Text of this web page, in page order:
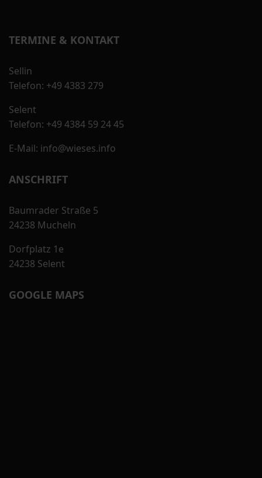
TERMINE & KONTAKT
Sellin
Telefon: +49 4383 279
Selent
Telefon: +49 4384 59 24 45
E-Mail: info@wieses.info
ANSCHRIFT
Baumrader Straße 5
24238 Mucheln
Dorfplatz 1e
24238 Selent
GOOGLE MAPS